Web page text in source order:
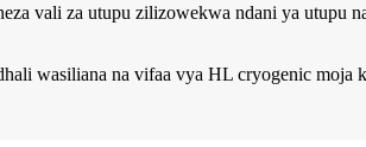
vali za utupu zilizowekwa ndani ya utupu
wasiliana na vifaa vya HL cryogenic moja